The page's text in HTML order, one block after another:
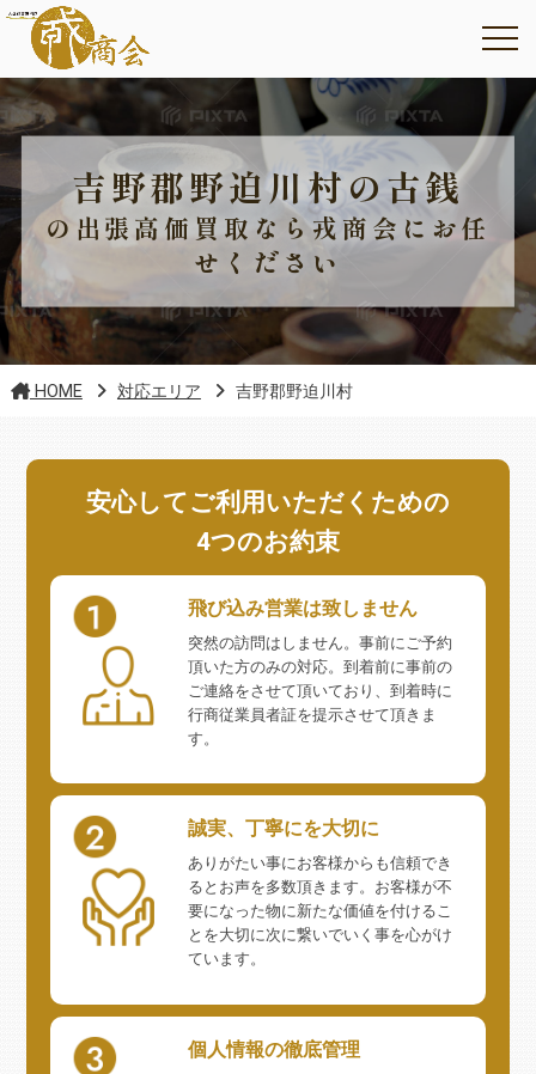
吉野郡野迫川村の古銭
の出張高価買取なら戎商会にお任
せください
HOME 対応エリア 吉野郡野迫川村
安心してご利用いただくための
4つのお約束
飛び込み営業は致しません
突然の訪問はしません。事前にご予約
頂いた方のみの対応。到着前に事前の
ご連絡をさせて頂いており、到着時に
行商従業員者証を提示させて頂きま
す。
誠実、丁寧にを大切に
ありがたい事にお客様からも信頼でき
るとお声を多数頂きます。お客様が不
要になった物に新たな価値を付けるこ
とを大切に次に繋いでいく事を心がけ
ています。
個人情報の徹底管理